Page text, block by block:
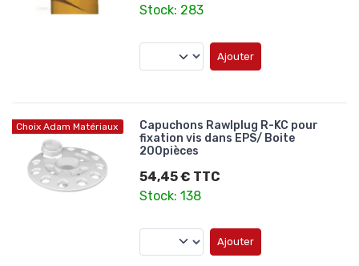
Stock: 283
Ajouter
Choix Adam Matériaux
Capuchons Rawlplug R-KC pour
fixation vis dans EPS/ Boite
200pièces
54,45 € TTC
Stock: 138
Ajouter